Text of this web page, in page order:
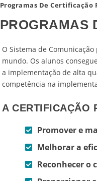
Programas De Certificação
PROGRAMAS
O Sistema de
mundo. Os alunos
a implementação de alta
competência na
A CERTIFICAÇÃO
Promover e
Melhorar a
Reconhecer o